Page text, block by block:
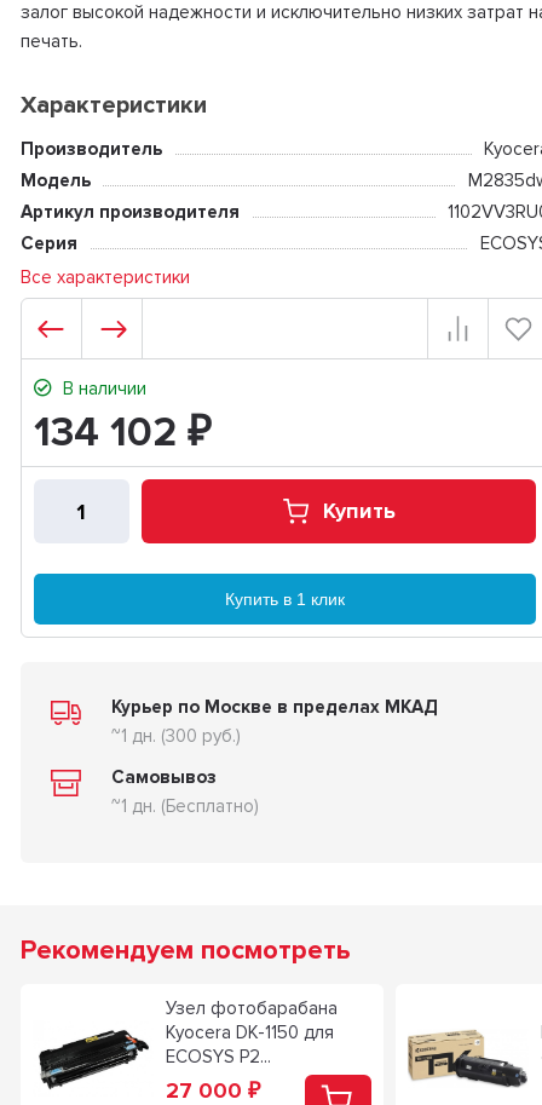
залог высокой надежности и исключительно низких затрат
печать.
Характеристики
Производитель
Модель
Артикул производителя
Серия
Все характеристики
В наличии
134 102 ₽
Купить
Купить в 1 клик
Курьер по Москве в пределах МКАД
~1 дн. (300 руб.)
Самовывоз
~1 дн. (Бесплатно)
Рекомендуем посмотреть
Узел фотобарабана
Kyocera DK-1150 для
ECOSYS P2...
27 000 ₽